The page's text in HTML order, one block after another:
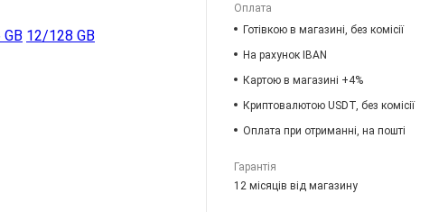
12/128 GB
Оплата
Готівкою в магазині, без комісії
На рахунок IBAN
Картою в магазині +4%
Криптовалютою USDT, без комісії
Оплата при отриманні, на пошті
Гарантія
12 місяців від магазину